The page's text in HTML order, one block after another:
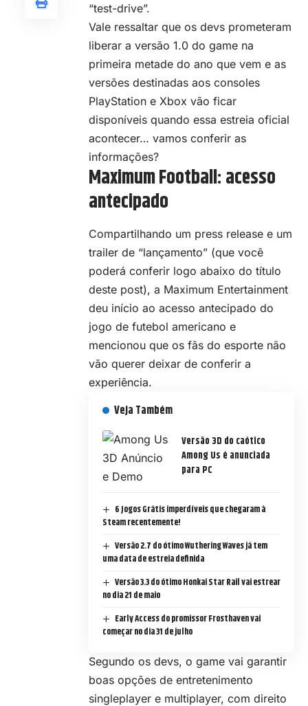
“test-drive”.
Vale ressaltar que os devs prometeram
liberar a versão 1.0 do game na
primeira metade do ano que vem e as
versões destinadas aos consoles
PlayStation e Xbox vão ficar
disponíveis quando essa estreia oficial
acontecer… vamos conferir as
informações?
Maximum Football: acesso
antecipado
Compartilhando um press release e um
trailer de “lançamento” (que você
poderá conferir logo abaixo do título
deste post), a Maximum Entertainment
deu início ao acesso antecipado do
jogo de futebol americano e
mencionou que os fãs do esporte não
vão querer deixar de conferir a
experiência.
Veja Também
Versão 3D do caótico
Among Us é anunciada
para PC
6 Jogos Grátis imperdíveis que chegaram à
Steam recentemente!
Versão 2.7 do ótimo Wuthering Waves já tem
uma data de estreia definida
Versão 3.3 do ótimo Honkai Star Rail vai estrear
no dia 21 de maio
Early Access do promissor Frosthaven vai
começar no dia 31 de julho
Segundo os devs, o game vai garantir
boas opções de entretenimento
singleplayer e multiplayer, com direito